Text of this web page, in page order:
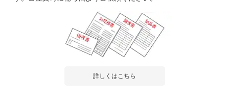
詳しくはこちら